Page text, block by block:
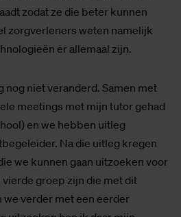
zodat ze die beter kunnen
zorgverleners weten namelijk
er allemaal zijn.
nog niet veranderd. Samen met
meetings met mijn tutor gehad
en we hebben uitleg
Na die uitleg kregen
we kunnen gaan uitzoeken voor
vierde groep zijn die met dit
we verder met een eerder